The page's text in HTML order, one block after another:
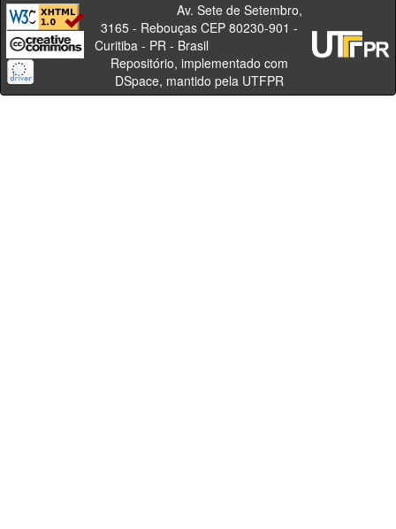
Av. Sete de Setembro,
3165 - Rebouças CEP 80230-901 -
Curitiba - PR - Brasil
Repositório, implementado com
DSpace, mantido pela UTFPR